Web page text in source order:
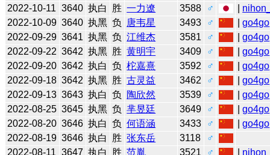
2022-10-11 3640 执白 胜 一力遼 3588 ♂
2022-10-09 3640 执黑 负 唐韦星 3493 ♂ |go4go
2022-09-29 3641 执黑 负 江维杰 3581 ♂ |go4go
2022-09-22 3642 执黑 胜 黄明宇 3409 ♂ |go4go
2022-09-20 3642 执白 负 柁嘉熹 3592 ♂ |go4go
2022-09-18 3642 执黑 胜 古灵益 3462 ♂ |go4go
2022-09-13 3643 执白 负 陶欣然 3539 ♂ |go4go
2022-08-25 3645 执黑 负 芈昱廷 3649 ♂ |go4go
2022-08-20 3646 执白 负 何语涵 3433 ♂ |go4go
2022-08-19 3646 执白 胜 张东岳 3118
♂
2022-08-11 3647 执白 胜 范胤 3521 ♂